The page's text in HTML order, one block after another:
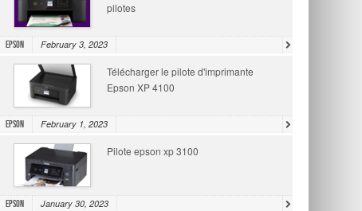
pilotes
Epson February 3, 2023
Télécharger le pilote d'imprimante
Epson XP 4100
Epson February 1, 2023
Pilote epson xp 3100
Epson January 30, 2023